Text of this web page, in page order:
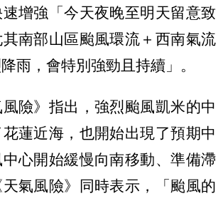
增強「今天夜晚至明天留意致
南部山區颱風環流＋西南氣流
雨，會特別強勁且持續」。
險》指出，強烈颱風凱米的中
蓮近海，也開始出現了預期中
心開始緩慢向南移動、準備滯
氣風險》同時表示，「颱風的